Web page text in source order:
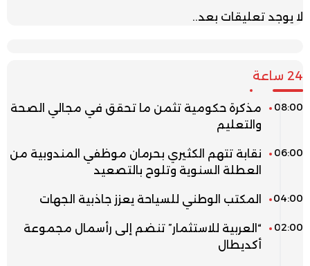
لا يوجد تعليقات بعد..
24 ساعة
08:00
مذكرة حكومية تثمن ما تحقق في مجالي الصحة
والتعليم
06:00
نقابة تتهم الكثيري بحرمان موظفي المندوبية من
العطلة السنوية وتلوح بالتصعيد
04:00 المكتب الوطني للسياحة يعزز جاذبية الجهات
02:00
“العربية للاستثمار” تنضم إلى رأسمال مجموعة
أكديطال